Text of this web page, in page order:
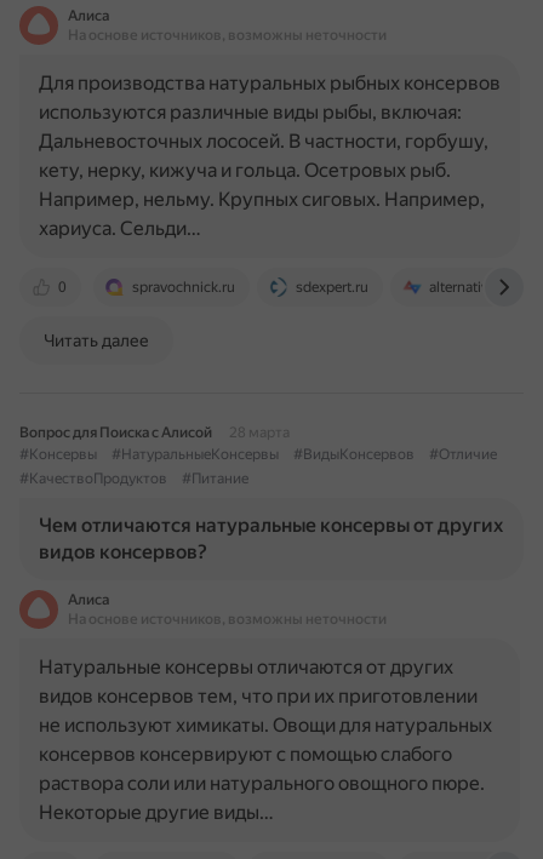
Алиса
На основе источников, возможны неточности
0 spravochnick.ru sdexpert.ru alternativa-sar.ru
Для производства натуральных рыбных консервов
используются различные виды рыбы, включая:
Дальневосточных лососей. В частности, горбушу,
кету, нерку, кижуча и гольца. Осетровых рыб.
Например, нельму. Крупных сиговых. Например,
хариуса. Сельди…
Читать далее
Вопрос для Поиска с Алисой
28 марта
#Консервы
#НатуральныеКонсервы #ВидыКонсервов
#Отличие
#КачествоПродуктов
#Питание
Чем отличаются натуральные консервы от других
видов консервов?
Алиса
На основе источников, возможны неточности
Натуральные консервы отличаются от других
видов консервов тем, что при их приготовлении
не используют химикаты. Овощи для натуральных
консервов консервируют с помощью слабого
раствора соли или натурального овощного пюре.
Некоторые другие виды…